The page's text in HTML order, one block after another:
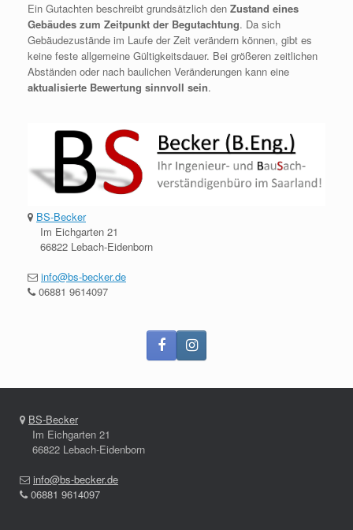
Ein Gutachten beschreibt grundsätzlich den Zustand eines
Gebäudes zum Zeitpunkt der Begutachtung. Da sich
Gebäudezustände im Laufe der Zeit verändern können, gibt es
keine feste allgemeine Gültigkeitsdauer. Bei größeren zeitlichen
Abständen oder nach baulichen Veränderungen kann eine
aktualisierte Bewertung sinnvoll sein.
BS-Becker
Im Eichgarten 21
66822 Lebach-Eidenborn
info@bs-becker.de
06881 9614097
BS-Becker
Im Eichgarten 21
66822 Lebach-Eidenborn
info@bs-becker.de
06881 9614097